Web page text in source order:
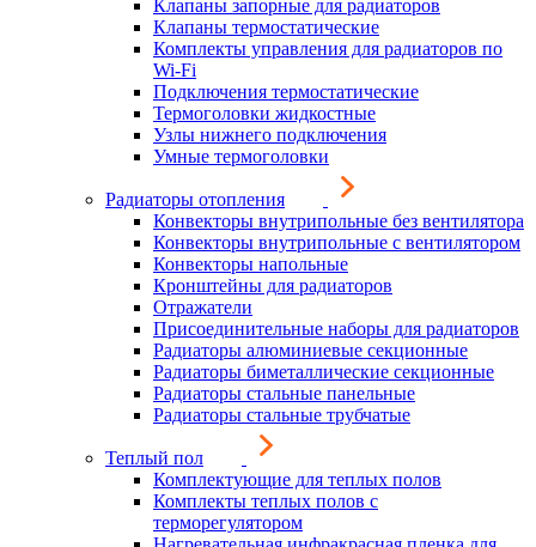
Клапаны запорные для радиаторов
Клапаны термостатические
Комплекты управления для радиаторов по
Wi-Fi
Подключения термостатические
Термоголовки жидкостные
Узлы нижнего подключения
Умные термоголовки
Радиаторы отопления
Конвекторы внутрипольные без вентилятора
Конвекторы внутрипольные с вентилятором
Конвекторы напольные
Кронштейны для радиаторов
Отражатели
Присоединительные наборы для радиаторов
Радиаторы алюминиевые секционные
Радиаторы биметаллические секционные
Радиаторы стальные панельные
Радиаторы стальные трубчатые
Теплый пол
Комплектующие для теплых полов
Комплекты теплых полов с
терморегулятором